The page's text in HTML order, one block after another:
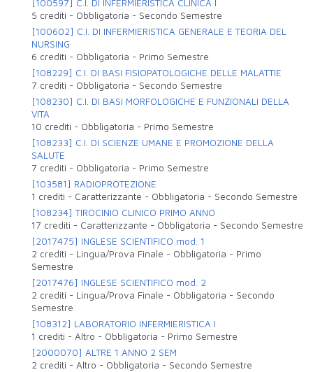
[100597] C.I. DI INFERMIERISTICA CLINICA I
5 crediti - Obbligatoria - Secondo Semestre
[100602] C.I. DI INFERMIERISTICA GENERALE E TEORIA DEL
NURSING
6 crediti - Obbligatoria - Primo Semestre
[108229] C.I. DI BASI FISIOPATOLOGICHE DELLE MALATTIE
7 crediti - Obbligatoria - Secondo Semestre
[108230] C.I. DI BASI MORFOLOGICHE E FUNZIONALI DELLA
VITA
10 crediti - Obbligatoria - Primo Semestre
[108233] C.I. DI SCIENZE UMANE E PROMOZIONE DELLA
SALUTE
7 crediti - Obbligatoria - Primo Semestre
[103581] RADIOPROTEZIONE
1 crediti - Caratterizzante - Obbligatoria - Secondo Semestre
[108234] TIROCINIO CLINICO PRIMO ANNO
17 crediti - Caratterizzante - Obbligatoria - Secondo Semestre
[2017475] INGLESE SCIENTIFICO mod. 1
2 crediti - Lingua/Prova Finale - Obbligatoria - Primo
Semestre
[2017476] INGLESE SCIENTIFICO mod. 2
2 crediti - Lingua/Prova Finale - Obbligatoria - Secondo
Semestre
[108312] LABORATORIO INFERMIERISTICA I
1 crediti -Altro - Obbligatoria - Primo Semestre
[2000070] ALTRE 1 ANNO 2 SEM
2 crediti -Altro - Obbligatoria - Secondo Semestre